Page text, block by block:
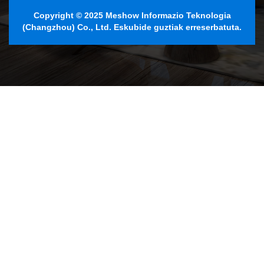
Copyright © 2025 Meshow Informazio Teknologia
(Changzhou) Co., Ltd. Eskubide guztiak erreserbatuta.